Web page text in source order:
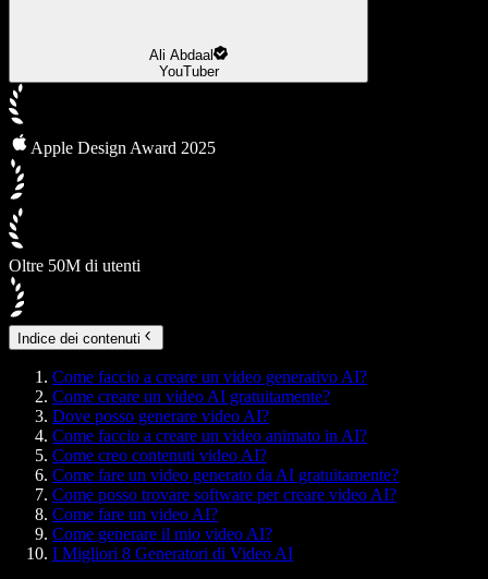
Ali Abdaal
YouTuber
Apple Design Award 2025
Oltre 50M di utenti
Indice dei contenuti
Come faccio a creare un video generativo AI?
Come creare un video AI gratuitamente?
Dove posso generare video AI?
Come faccio a creare un video animato in AI?
Come creo contenuti video AI?
Come fare un video generato da AI gratuitamente?
Come posso trovare software per creare video AI?
Come fare un video AI?
Come generare il mio video AI?
I Migliori 8 Generatori di Video AI